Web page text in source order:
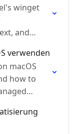
winget
and
verwenden
macOS
how to